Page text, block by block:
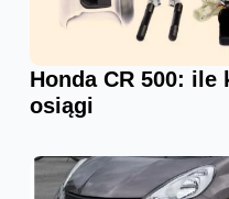
Honda CR 500:
osiągi